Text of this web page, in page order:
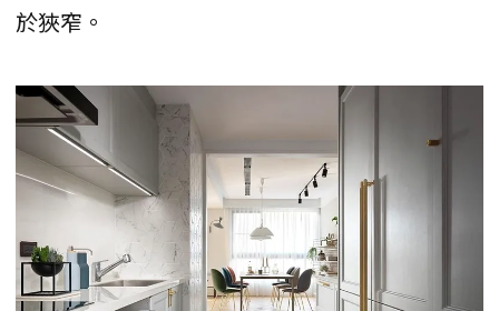
於狹窄。